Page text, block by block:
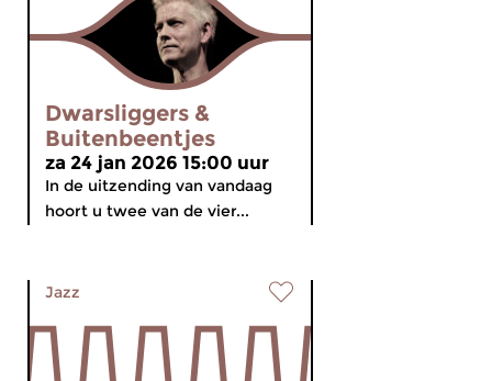
Dwarsliggers &
Buitenbeentjes
za 24 jan 2026 15:00 uur
In de uitzending van vandaag
hoort u twee van de vier...
Jazz